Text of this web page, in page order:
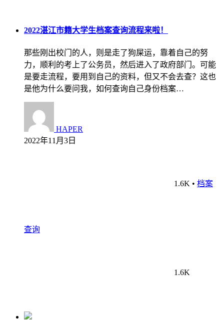
2022湛江市籍大学生档案查询流程来啦！
那些刚出校门的人，则是走了狗屎运，靠着自己的努
力，顺利的考上了公务员，然后进入了政府部门。可能
是要走流程，要用到自己的资料，但又不会去查？这也
是他为什么要问我，如何查询自己身份档案…
HAPER
2022年11月3日
1.6K • 档案
查询
1.6K